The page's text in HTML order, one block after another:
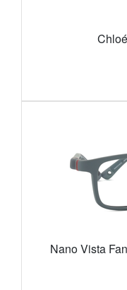
Nano Vista